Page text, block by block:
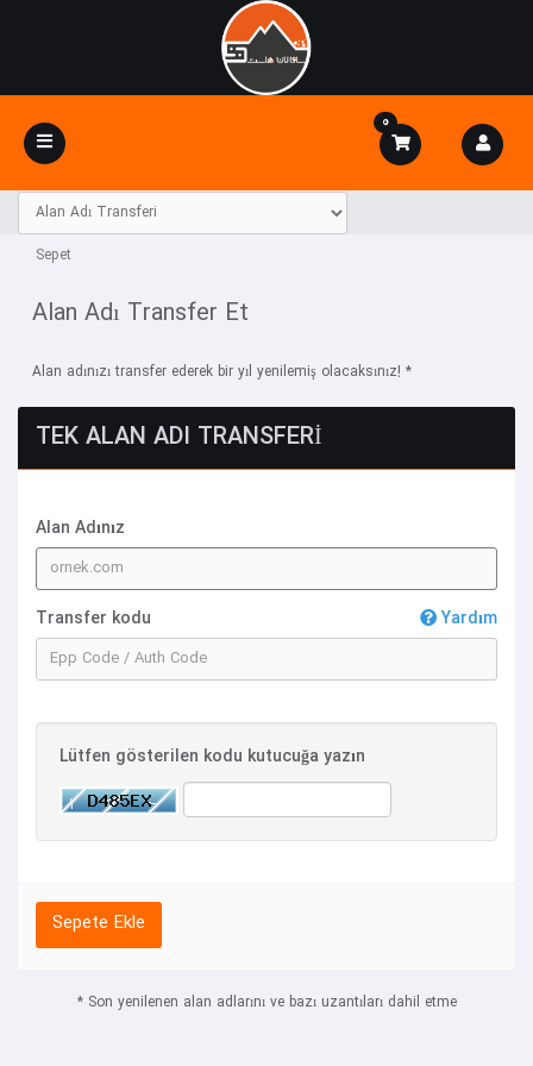
Toggle
navigation
0
Sepet
Alan Adı Transfer Et
Alan adınızı transfer ederek bir yıl yenilemiş olacaksınız! *
TEK ALAN ADI TRANSFERI
Alan Adınız
Transfer kodu Yardım
Lütfen gösterilen kodu kutucuğa yazın
Sepete Ekle
* Son yenilenen alan adlarını ve bazı uzantıları dahil etme